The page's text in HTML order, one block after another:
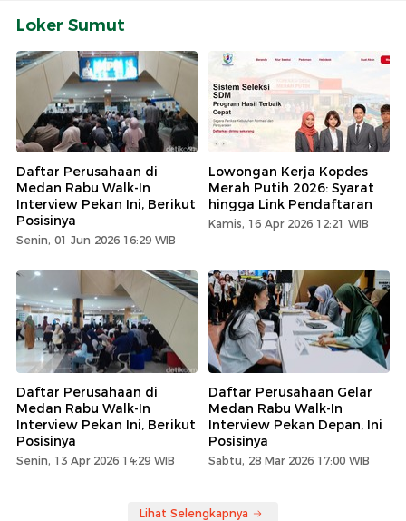
Loker Sumut
Daftar Perusahaan di
Medan Rabu Walk-In
Interview Pekan Ini, Berikut
Posisinya
Senin, 01 Jun 2026 16:29 WIB
Lowongan Kerja Kopdes
Merah Putih 2026: Syarat
hingga Link Pendaftaran
Kamis, 16 Apr 2026 12:21 WIB
Daftar Perusahaan di
Medan Rabu Walk-In
Interview Pekan Ini, Berikut
Posisinya
Senin, 13 Apr 2026 14:29 WIB
Daftar Perusahaan Gelar
Medan Rabu Walk-In
Interview Pekan Depan, Ini
Posisinya
Sabtu, 28 Mar 2026 17:00 WIB
Lihat Selengkapnya